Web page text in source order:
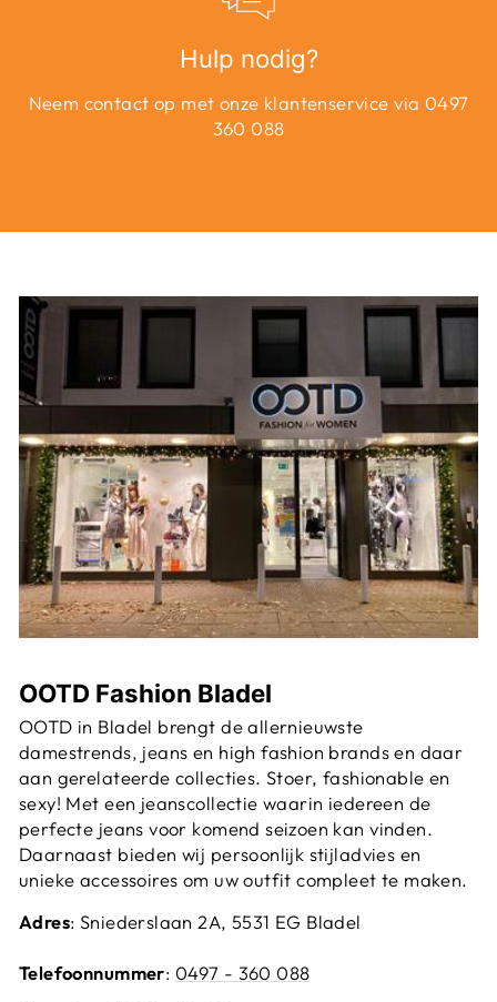
Hulp nodig?
Neem contact op met onze klantenservice via 0497
360 088
OOTD Fashion Bladel
OOTD in Bladel brengt de allernieuwste
damestrends, jeans en high fashion brands en daar
aan gerelateerde collecties. Stoer, fashionable en
sexy! Met een jeanscollectie waarin iedereen de
perfecte jeans voor komend seizoen kan vinden.
Daarnaast bieden wij persoonlijk stijladvies en
unieke accessoires om uw outfit compleet te maken.
Adres: Sniederslaan 2A, 5531 EG Bladel
Telefoonnummer: 0497 - 360 088